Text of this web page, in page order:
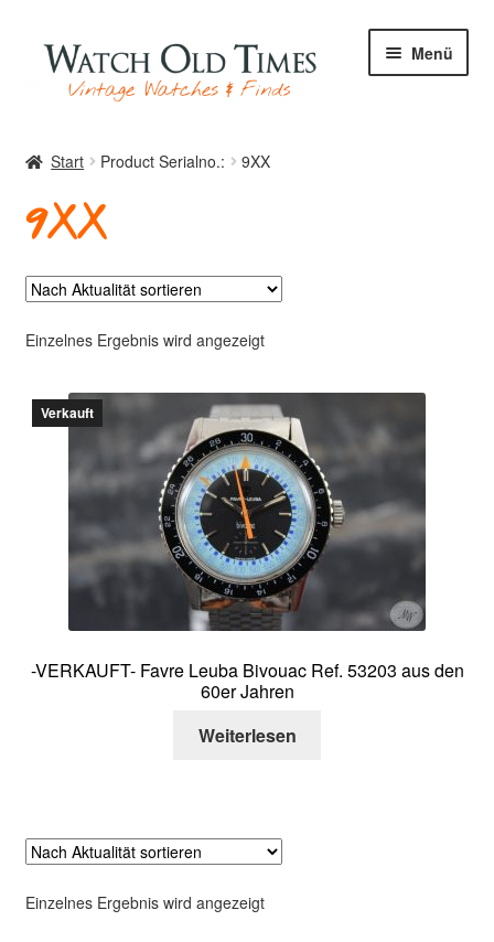
Zur
Navigation
springen
Zum
Inhalt
springen
Menü
Uhren
Archiv
Über mich
Kontakt
Start Product Serialno.: 9XX
9XX
Einzelnes Ergebnis wird angezeigt
Verkauft
-VERKAUFT- Favre Leuba Bivouac Ref. 53203 aus den
60er Jahren
Weiterlesen
Einzelnes Ergebnis wird angezeigt